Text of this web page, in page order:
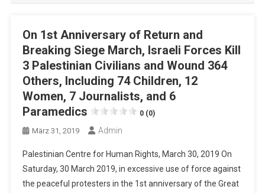
On 1st Anniversary of Return and
Breaking Siege March, Israeli Forces Kill
3 Palestinian Civilians and Wound 364
Others, Including 74 Children, 12
Women, 7 Journalists, and 6
Paramedics
0 (0)
März 31, 2019 Admin
Palestinian Centre for Human Rights, March 30, 2019 On
Saturday, 30 March 2019, in excessive use of force against
the peaceful protesters in the 1st anniversary of the Great